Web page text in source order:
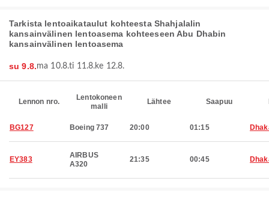
Tarkista lentoaikataulut kohteesta Shahjalalin
kansainvälinen lentoasema kohteeseen Abu Dhabin
kansainvälinen lentoasema
su 9.8.ma 10.8.ti 11.8.ke 12.8.
Lennon nro.
Lentokoneen
malli
Lähtee Saapuu
BG127 Boeing 737 20:00 01:15
EY383
AIRBUS
A320
21:35 00:45